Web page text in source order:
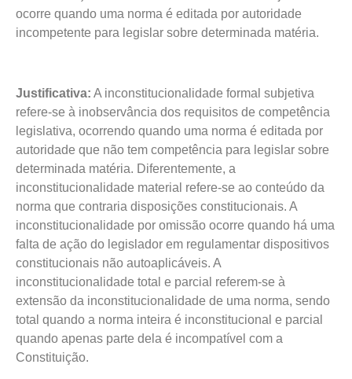
ocorre quando uma norma é editada por autoridade
incompetente para legislar sobre determinada matéria.
Justificativa: A inconstitucionalidade formal subjetiva
refere-se à inobservância dos requisitos de competência
legislativa, ocorrendo quando uma norma é editada por
autoridade que não tem competência para legislar sobre
determinada matéria. Diferentemente, a
inconstitucionalidade material refere-se ao conteúdo da
norma que contraria disposições constitucionais. A
inconstitucionalidade por omissão ocorre quando há uma
falta de ação do legislador em regulamentar dispositivos
constitucionais não autoaplicáveis. A
inconstitucionalidade total e parcial referem-se à
extensão da inconstitucionalidade de uma norma, sendo
total quando a norma inteira é inconstitucional e parcial
quando apenas parte dela é incompatível com a
Constituição.